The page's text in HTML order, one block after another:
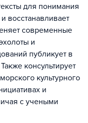
для понимания
восстанавливает
современные
и
публикует в
консультирует
культурного
и
с учеными